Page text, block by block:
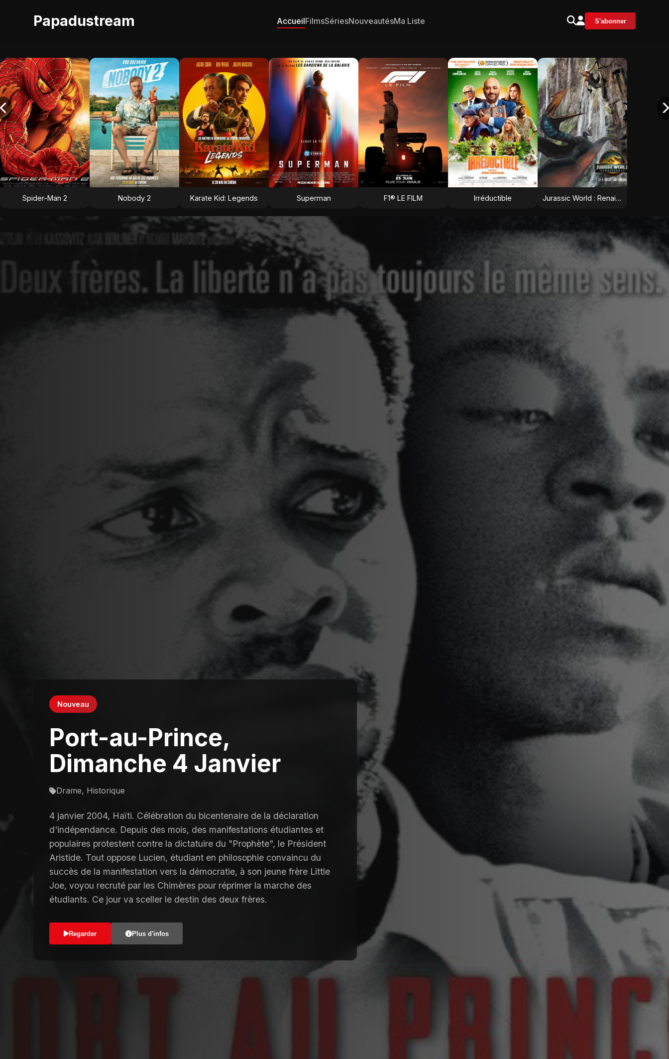
Papadustream AccueilFilmsSériesNouveautésMa Liste S'abonner
Spider-Man 2 Nobody 2 Karate Kid: Legends Superman F1® LE FILM Irréductible Jurassic World : Renaissance
Nouveau
Port-au-Prince,
Dimanche 4 Janvier
Drame, Historique
4 janvier 2004, Haïti. Célébration du bicentenaire de la déclaration
d'indépendance. Depuis des mois, des manifestations étudiantes et
populaires protestent contre la dictatuire du "Prophète", le Président
Aristide. Tout oppose Lucien, étudiant en philosophie convaincu du
succès de la manifestation vers la démocratie, à son jeune frère Little
Joe, voyou recruté par les Chimères pour réprimer la marche des
étudiants. Ce jour va sceller le destin des deux frères.
Regarder Plus d'infos